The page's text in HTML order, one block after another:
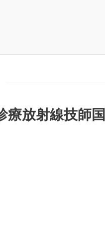
療放射線技師